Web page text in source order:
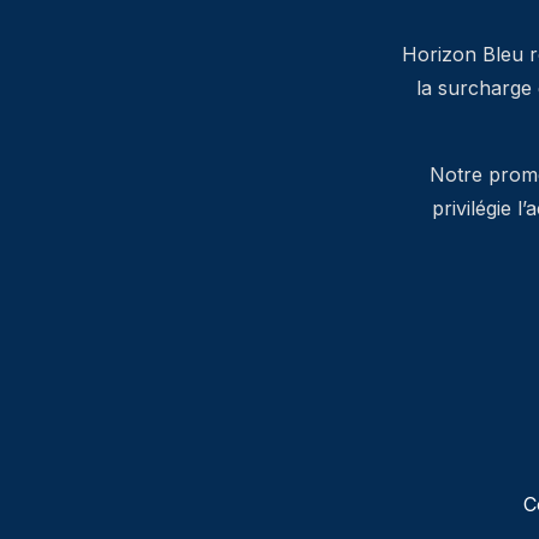
Horizon Bleu
la
Notre
privilégie